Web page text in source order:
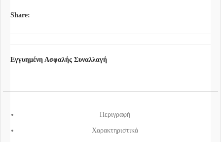
Share:
Εγγυημένη Ασφαλής Συναλλαγή
Περιγραφή
Χαρακτηριστικά